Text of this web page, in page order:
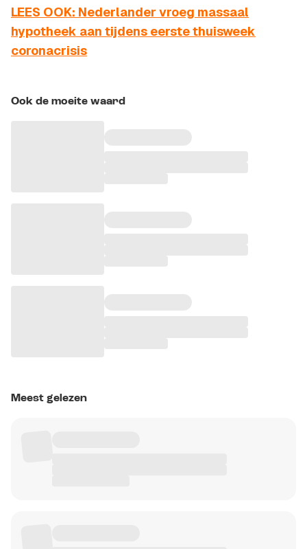
LEES OOK: Nederlander vroeg massaal
hypotheek aan tijdens eerste thuisweek
coronacrisis
Ook de moeite waard
Meest gelezen